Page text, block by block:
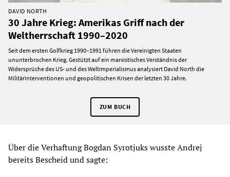
DAVID NORTH
30 Jahre Krieg: Amerikas Griff nach der
Weltherrschaft 1990–2020
Seit dem ersten Golfkrieg 1990–1991 führen die Vereinigten Staaten
ununterbrochen Krieg. Gestützt auf ein marxistisches Verständnis der
Widersprüche des US- und des Weltimperialismus analysiert David North die
Militärinterventionen und geopolitischen Krisen der letzten 30 Jahre.
ZUM BUCH
Über die Verhaftung Bogdan Syrotjuks wusste Andrej
bereits Bescheid und sagte: